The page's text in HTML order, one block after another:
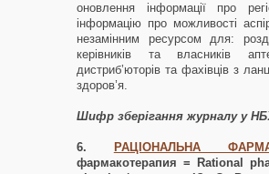
оновлення інформації про
інформацію про можливості
незамінним ресурсом для:
керівників та власників
дистриб’юторів та фахівців з
здоров’я.
Шифр зберігання журналу у
6.
РАЦІОНАЛЬНА
фармакотерапия = Rational